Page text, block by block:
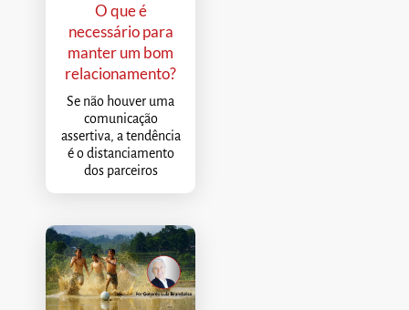
O que é
necessário para
manter um bom
relacionamento?
Se não houver uma
comunicação
assertiva, a tendência
é o distanciamento
dos parceiros